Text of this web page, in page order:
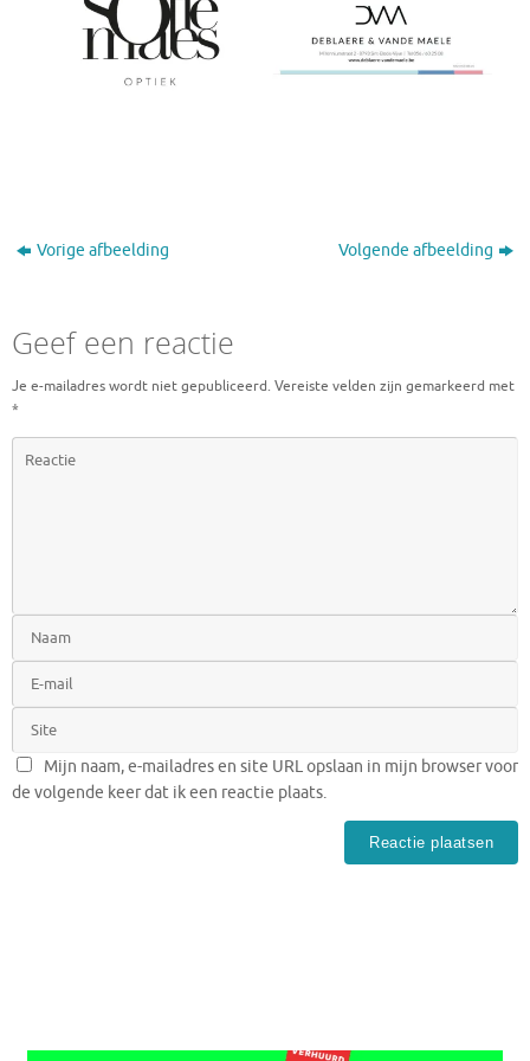
Vorige afbeelding Volgende afbeelding
Geef een reactie
Je e-mailadres wordt niet gepubliceerd. Vereiste velden zijn gemarkeerd met
*
Mijn naam, e-mailadres en site URL opslaan in mijn browser voor
de volgende keer dat ik een reactie plaats.